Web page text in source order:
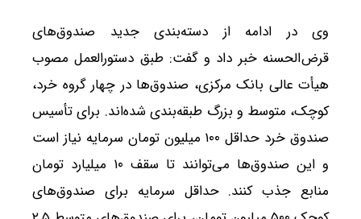
وی در ادامه از دسته‌بندی جدید صندوق‌های
قرض‌الحسنه خبر داد و گفت: طبق دستورالعمل مصوب
هیأت عالی بانک مرکزی، صندوق‌ها در چهار گروه خرد،
کوچک، متوسط و بزرگ طبقه‌بندی شده‌اند. برای تأسیس
صندوق خرد حداقل ۱۰۰ میلیون تومان سرمایه نیاز است
و این صندوق‌ها می‌توانند تا سقف ۱۰ میلیارد تومان
منابع جذب کنند. حداقل سرمایه برای صندوق‌های